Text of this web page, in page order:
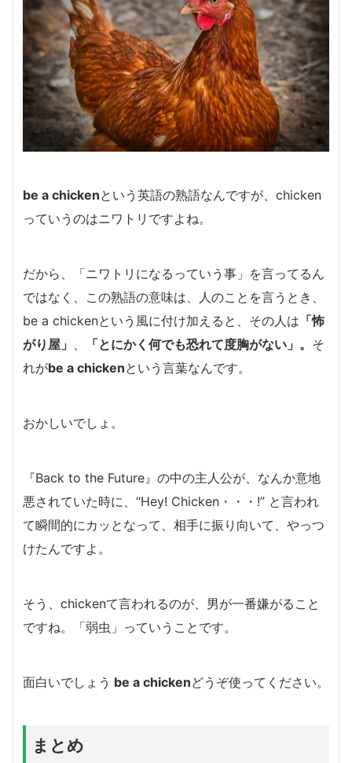
be a chickenという英語の熟語なんですが、chicken
っていうのはニワトリですよね。
だから、「ニワトリになるっていう事」を言ってるん
ではなく、 この熟語の意味は、人のことを言うとき、
be a chickenという風に付け加えると、その人は 「怖
がり屋」 、 「とにかく何でも恐れて度胸がない 」。 そ
れがbe a chickenという言葉なんです。
おかしいでしょ。
『Back to the Future』の中の主人公が、なんか意地
悪されていた時に、 “Hey! Chicken・・・!” と言われ
て瞬間的にカッとなって、 相手に振り向いて、やっつ
けたんですよ。
そう、chickenて言われるのが、男が一番嫌がること
ですね。
「弱虫」っていうことです。
面白いでしょう be a chickenどうぞ使ってください。
まとめ